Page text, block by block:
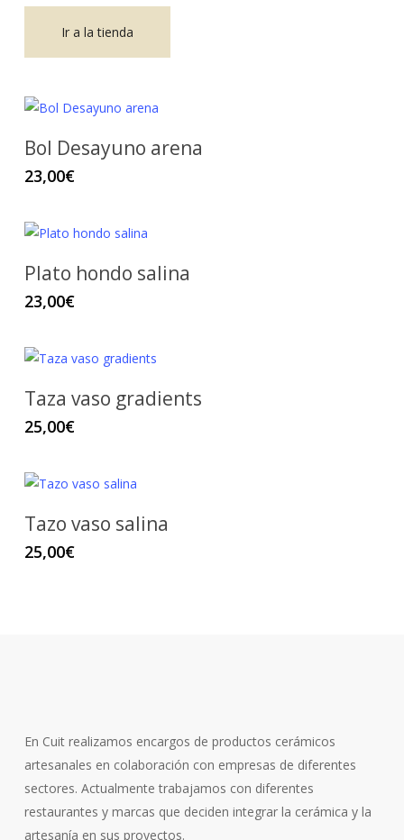
Ir a la tienda
Bol Desayuno arena
23,00€
Plato hondo salina
23,00€
Taza vaso gradients
25,00€
Tazo vaso salina
25,00€
En Cuit realizamos encargos de productos cerámicos
artesanales en colaboración con empresas de diferentes
sectores. Actualmente trabajamos con diferentes
restaurantes y marcas que deciden integrar la cerámica y la
artesanía en sus proyectos.